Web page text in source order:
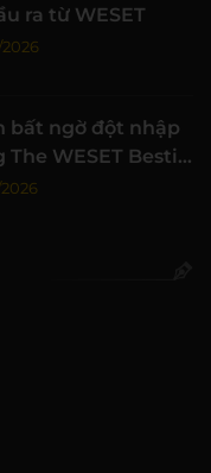
ra từ WESET
bất ngờ đột nhập
The WESET Bestie
3